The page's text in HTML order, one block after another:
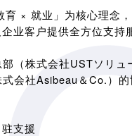
× 就业」为核心理念
业客户提供全方位支持
（株式会社USTソリュ
会社Asibeau＆Co.）
支援